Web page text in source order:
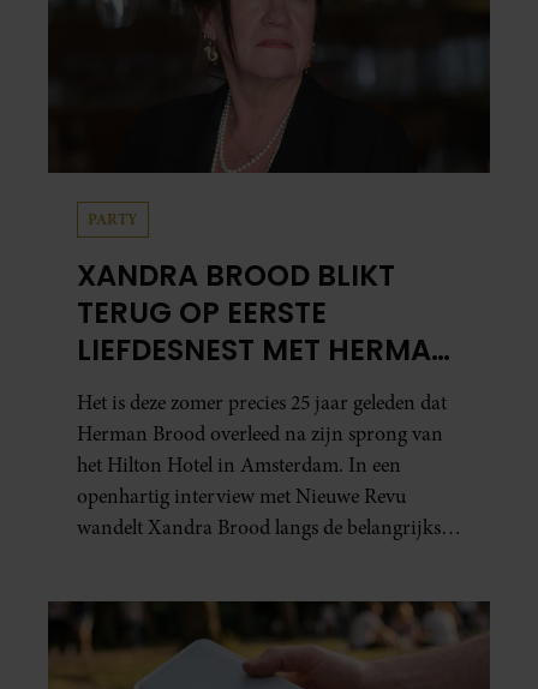
PARTY
XANDRA BROOD BLIKT
TERUG OP EERSTE
LIEFDESNEST MET HERMAN
BROOD: “HIER IS LOLA
GEBOREN”
Het is deze zomer precies 25 jaar geleden dat
Herman Brood overleed na zijn sprong van
het Hilton Hotel in Amsterdam. In een
openhartig interview met Nieuwe Revu
wandelt Xandra Brood langs de belangrijkste
Leidsedwarsstraat roept een stortvloed aan
herinneringen op. Daar begon hun leven